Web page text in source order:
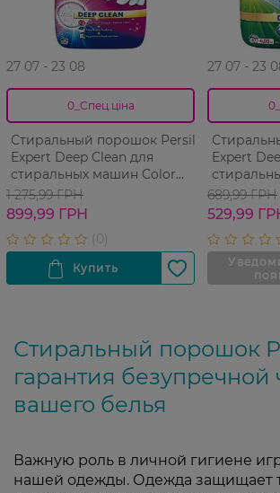
27 07 - 23 08
0_Спец.ціна
Стиральный порошок Persil
Expert Deep Clean для
стиральных машин Color
«Свежесть» от Silan 54
цикла стирки 8,1 кг
1 275,99 ГРН
899,99 ГРН
27 07 - 23
Expert
Свежесть
4.05 кг
689,99 ГРН
529,99
Стиральный порошок
гарантия безупречной
вашего белья
Важную роль в личной гигиене
нашей одежды. Одежда защищает